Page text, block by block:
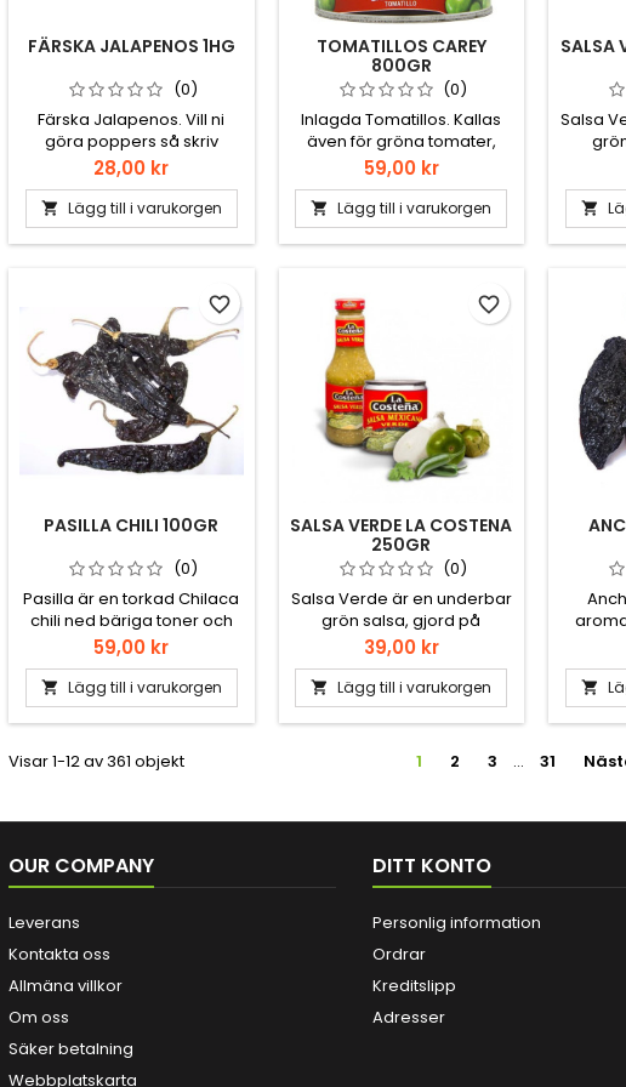
FÄRSKA JALAPENOS 1HG
(0)
Färska Jalapenos. Vill ni
göra poppers så skriv
Poppers i
meddelandefältet, så
plockar vi ut dom största.
Pris
28,00 kr
 Lägg till i varukorgen
TOMATILLOS CAREY
800GR
(0)
Inlagda Tomatillos. Kallas
även för gröna tomater,
men det är det fan inte! Det
är underbara Tomatillos!
Pris
59,00 kr
 Lägg till i varukorgen
SALSA
Salsa

PASILLA CHILI 100GR
(0)
Pasilla är en torkad Chilaca
chili ned bäriga toner och
hint av druvor, örter och en
hint av lakrits. Pasilla chili är
en av chillisarna i
treenigheten av Mexikanska
chilis där också Mulato och
Ancho ingår. Pasilla är
vanlig i te.x Mexikansk Mole.
Pris
59,00 kr
 Lägg till i varukorgen
favorite_border
SALSA VERDE LA COSTENA
250GR
(0)
Salsa Verde är en underbar
grön salsa, gjord på
Tomatillios.
Pris
39,00 kr
 Lägg till i varukorgen
favorite_border
tobak
grytor
fan

Visar 1-12 av 361 objekt 1 2 3 … 31
OUR COMPANY
Leverans
Kontakta oss
Allmäna villkor
Om oss
Säker betalning
Webbplatskarta
DITT KONTO
Personlig information
Ordrar
Kreditslipp
Adresser